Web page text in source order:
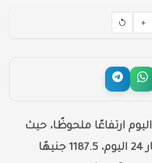
اليوم ارتفاعًا ملحوظًا، حيث
سجل سعر الذهب عيار 24 اليوم، 1187.5 جنيهًا